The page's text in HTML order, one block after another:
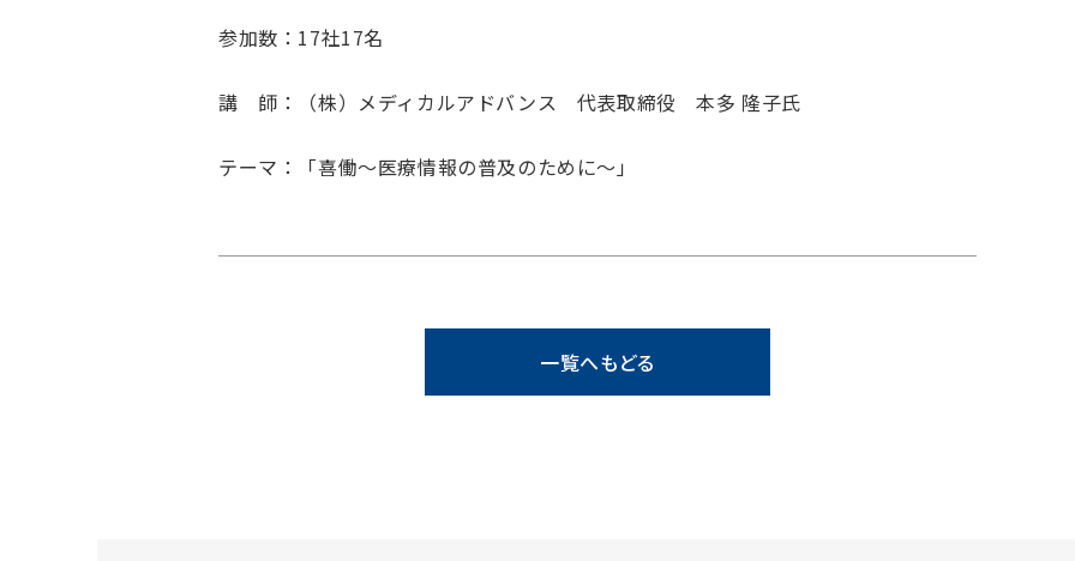
参加数：17社17名
講 師：（株）メディカルアドバンス 代表取締役 本多 隆子氏
テーマ：「喜働～医療情報の普及のために～」
一覧へもどる